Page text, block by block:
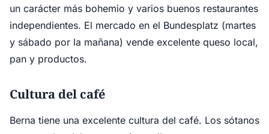
un carácter más bohemio y varios buenos restaurantes
independientes. El mercado en el Bundesplatz (martes
y sábado por la mañana) vende excelente queso local,
pan y productos.
Cultura del café
Berna tiene una excelente cultura del café. Los sótanos